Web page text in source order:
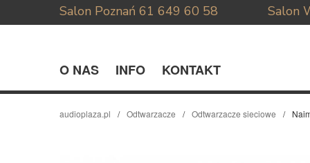
Salon Poznań 61 649 60 58 Salon
O NAS INFO KONTAKT
audioplaza.pl Odtwarzacze Odtwarzacze sieciowe